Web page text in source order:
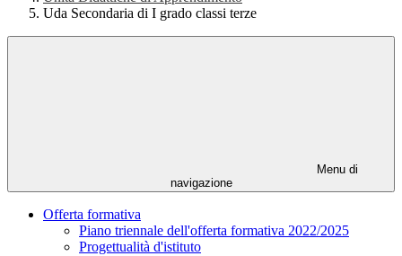
Uda Secondaria di I grado classi terze
Menu di
navigazione
Offerta formativa
Piano triennale dell'offerta formativa 2022/2025
Progettualità d'istituto